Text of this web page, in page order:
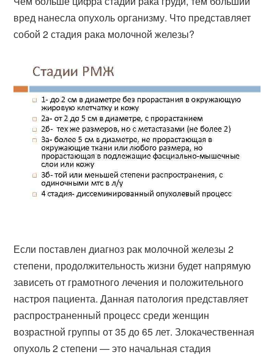
вред нанесла опухоль организму. Что представляет
собой 2 стадия рака молочной железы?
Если поставлен диагноз рак молочной железы 2
степени, продолжительность жизни будет напрямую
зависеть от грамотного лечения и положительного
настроя пациента. Данная патология представляет
распространенный процесс среди женщин
возрастной группы от 35 до 65 лет. Злокачественная
опухоль 2 степени — это начальная стадия